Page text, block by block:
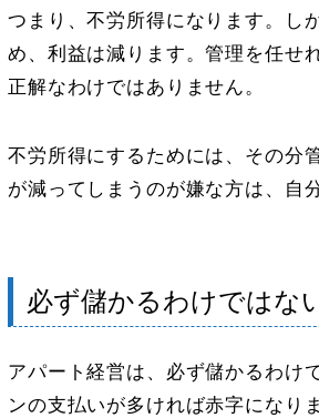
つまり、不労所得になります。し
め、利益は減ります。管理を任せ
正解なわけではありません。
不労所得にするためには、その分
が減ってしまうのが嫌な方は、自
必ず儲かるわけではな
アパート経営は、必ず儲かるわけ
ンの支払いが多ければ赤字になりま